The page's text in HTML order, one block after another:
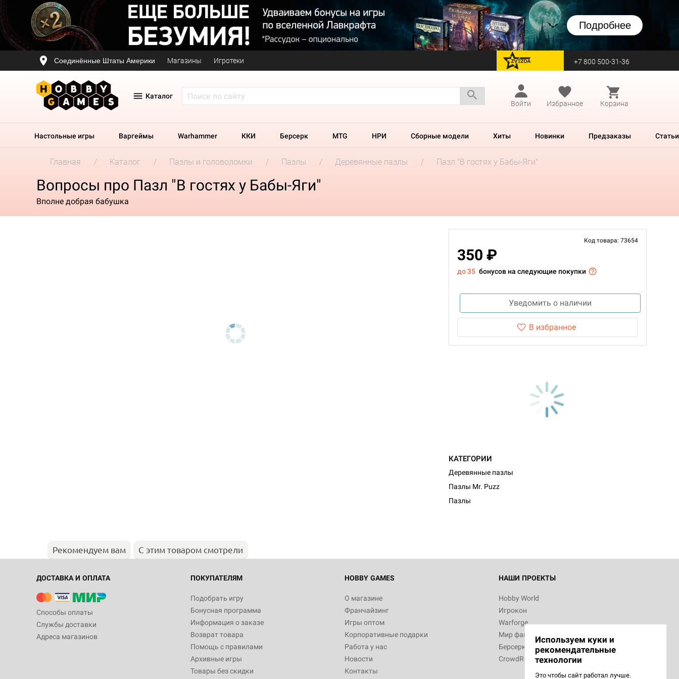
Подробнее
Соединённые Штаты Америки Магазины Игротеки перейти на Zvezda +7 800 500-31-36
Каталог
Войти
Избранное Корзина
Настольные игры Варгеймы Warhammer ККИ Берсерк MTG НРИ Сборные модели Хиты Новинки Предзаказы Статьи
Главная Каталог Пазлы и головоломки Пазлы Деревянные пазлы Пазл "В гостях у Бабы-Яги"
Вопросы про Пазл "В гостях у Бабы-Яги"
Вполне добрая бабушка
Код товара: 73654
350 ₽
до 35 бонусов на следующие покупки
Уведомить о наличии
В избранное
КАТЕГОРИИ
Деревянные пазлы
Пазлы Mr. Puzz
Пазлы
Рекомендуем вам С этим товаром смотрели
ДОСТАВКА И ОПЛАТА
Способы оплаты
Службы доставки
Адреса магазинов
ПОКУПАТЕЛЯМ
Подобрать игру
Бонусная программа
Информация о заказе
Возврат товара
Помощь с правилами
Архивные игры
Товары без скидки
HOBBY GAMES
О магазине
Франчайзинг
Игры оптом
Корпоративные подарки
Работа у нас
Новости
Контакты
НАШИ ПРОЕКТЫ
Hobby World
Игрокон
Warforge
Мир фантастики
Берсерк
CrowdRepublic
Используем куки и
рекомендательные
технологии
Это чтобы сайт работал лучше.